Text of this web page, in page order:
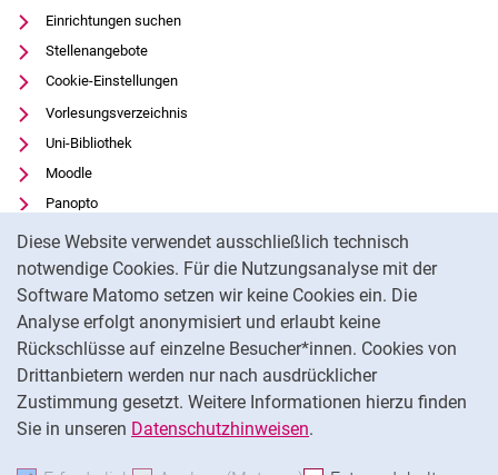
Diese Website verwendet ausschließlich technisch
notwendige Cookies. Für die Nutzungsanalyse mit der
Software Matomo setzen wir keine Cookies ein. Die
Analyse erfolgt anonymisiert und erlaubt keine
Rückschlüsse auf einzelne Besucher*innen. Cookies von
Drittanbietern werden nur nach ausdrücklicher
Zustimmung gesetzt. Weitere Informationen hierzu finden
Sie in unseren Datenschutzhinweisen.
Einrichtungen suchen
Stellenangebote
Cookie-Einstellungen
Vorlesungsverzeichnis
Uni-Bibliothek
Moodle
Panopto
Datenschutz
Barrierefreiheit
Transparenter KI-Einsatz
Impressum
Externer Link: Universität Kassel auf
Facebook(öffnet neues Fenster)
Externer Link: Universität Kassel auf
Instagram (öffnet neues Fenster)